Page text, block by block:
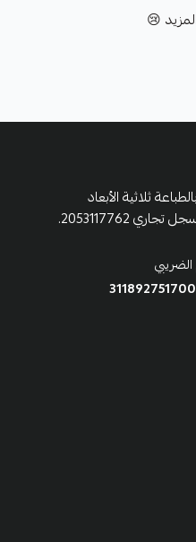
😢
ثلاثية الأبعاد
2053117762.
الضريبي